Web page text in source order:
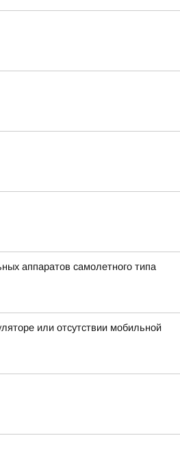
аппаратов самолетного типа
или отсутствии мобильной